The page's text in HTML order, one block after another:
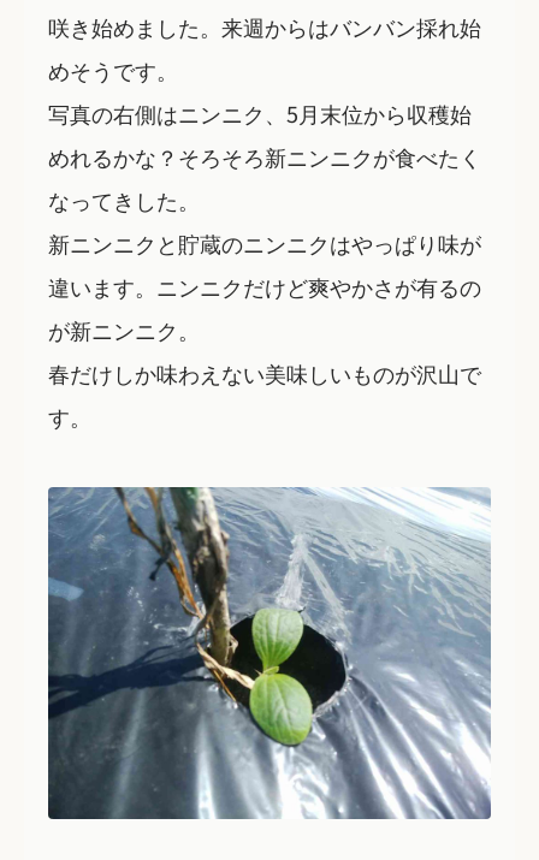
咲き始めました。来週からはバンバン採れ始
めそうです。
写真の右側はニンニク、5月末位から収穫始
めれるかな？そろそろ新ニンニクが食べたく
なってきした。
新ニンニクと貯蔵のニンニクはやっぱり味が
違います。ニンニクだけど爽やかさが有るの
が新ニンニク。
春だけしか味わえない美味しいものが沢山で
す。